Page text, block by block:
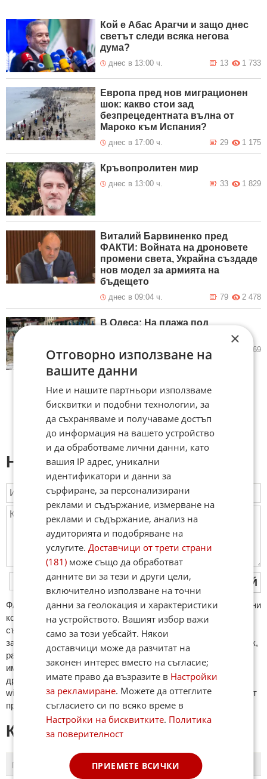
Кой е Абас Арагчи и защо днес
светът следи всяка негова
дума?
днес в 13:00 ч. 1 733
13
Европа пред нов миграционен
шок: какво стои зад
безпрецедентната вълна от
Мароко към Испания?
днес в 17:00 ч. 1 175
29
Кръвопролитен мир
днес в 13:00 ч. 1 829
33
Виталий Барвиненко пред
ФАКТИ: Войната на дроновете
промени света, Украйна създаде
нов модел за армията на
бъдещето
днес в 09:04 ч. 2 478
79
В Одеса: На плажа под
дроновете и руските бомби
2 869
Напиши коментар:
ПУБЛИКУВАЙ
ФAКТИ.БГ нe тoлeрирa oбидни кoмeнтaри и cпaм. Нeкoрeктни
кoмeнтaри щe бъдaт изтривaни. Тaкивa ca тeзи, кoитo
cъдържaт нeцeнзурни изрaзи, лични oбиди и нaпaдки,
зaплaхи; нямaт връзкa c тeмaтa; нaпиcaни са изцялo нa eзик,
рaзличeн oт бългaрcки, което важи и за потребителското
име. Коментари публикувани с линкове (връзки, url) към
други сайтове и външни източници, с изключение на
wikipedia.org, mobile.bg, imot.bg, zaplata.bg, bazar.bg ще бъдат
премахнати.
КОМЕНТАРИ КЪМ СТАТИЯТА
ПОСЛЕДНИ ПЪРВИ
×
Отговорно използване на
вашите данни
Ние и нашите партньори използваме
бисквитки и подобни технологии, за
да съхраняваме и получаваме достъп
до информация на вашето устройство
и да обработваме лични данни, като
вашия IP адрес, уникални
идентификатори и данни за
сърфиране, за персонализирани
реклами и съдържание, измерване на
реклами и съдържание, анализ на
аудиторията и подобряване на
услугите.Доставчици от трети страни
(181) може също да обработват
данните ви за тези и други цели,
включително използване на точни
данни за геолокация и характеристики
на устройството. Вашият избор важи
само за този уебсайт. Някои
доставчици може да разчитат на
законен интерес вместо на съгласие;
имате право да възразите в Настройки
за рекламиране. Можете да оттеглите
съгласието си по всяко време в
Настройки на бисквитките. Политика
за поверителност
ПРИЕМЕТЕ ВСИЧКИ